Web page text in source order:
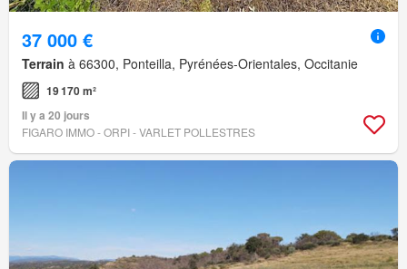
37 000 €
Terrain à 66300, Ponteilla, Pyrénées-Orientales, Occitanie
19 170 m²
Il y a 20 jours
FIGARO IMMO - ORPI - VARLET POLLESTRES